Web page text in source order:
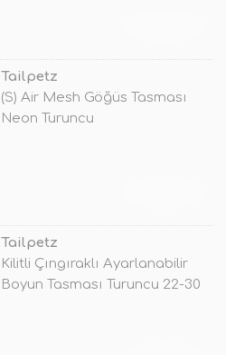
Tailpetz
(S) Air Mesh Göğüs Tasması
Neon Turuncu
Tailpetz
Kilitli Çıngıraklı Ayarlanabilir
Boyun Tasması Turuncu 22-30